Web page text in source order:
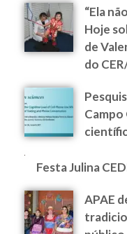
“Ela
Hoje
de
do
Campo
Festa Julina
APAE